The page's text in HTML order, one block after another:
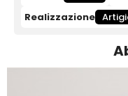
Realizzazione